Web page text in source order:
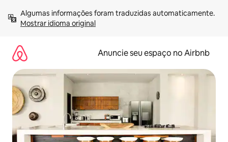
para
Mostrar idioma original
Anuncie seu espaço no Airbnb